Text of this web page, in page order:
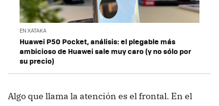
EN XATAKA
Huawei P50 Pocket, análisis: el plegable más
ambicioso de Huawei sale muy caro (y no sólo por
su precio)
Algo que llama la atención es el frontal. En el